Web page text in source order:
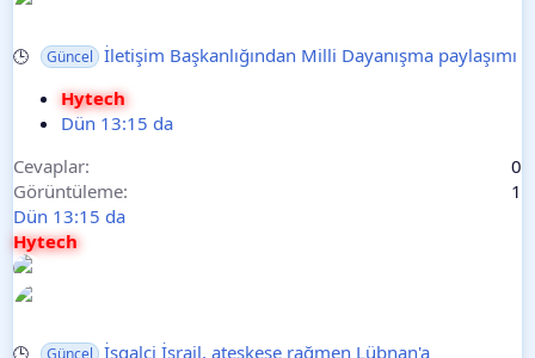
🕒 Güncel
İletişim Başkanlığından Milli Dayanışma paylaşımı
Hytech
Dün 13:15 da
Cevaplar
0
Görüntüleme
1
Dün 13:15 da
Hytech
🕒 Güncel
İşgalci İsrail, ateşkese rağmen Lübnan'a